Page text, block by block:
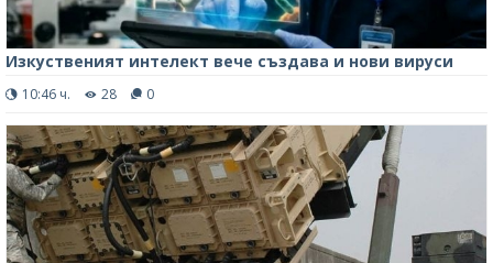
Изкуственият интелект вече създава и нови вируси
10:46 ч. 28 0